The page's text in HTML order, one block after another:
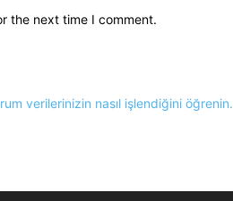
the next time I comment.
verilerinizin nasıl işlendiğini öğrenin.